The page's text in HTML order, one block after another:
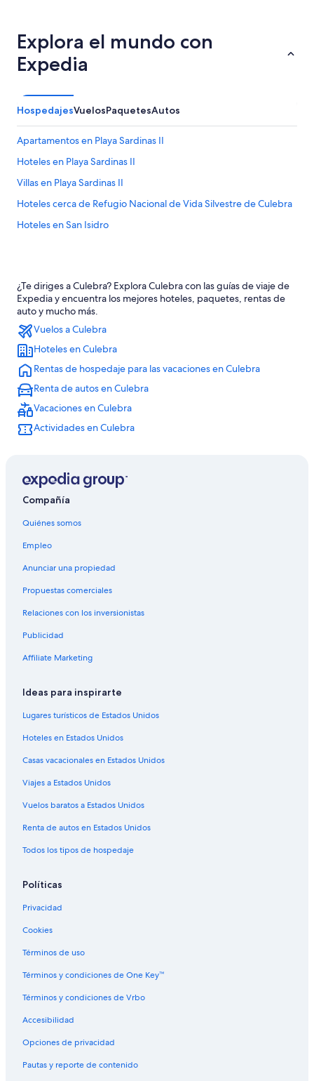
Explora el mundo con
Expedia
HospedajesVuelosPaquetesAutos
Apartamentos en Playa Sardinas II
Hoteles en Playa Sardinas II
Villas en Playa Sardinas II
Hoteles cerca de Refugio Nacional de Vida Silvestre de Culebra
Hoteles en San Isidro
¿Te diriges a Culebra? Explora Culebra con las guías de viaje de
Expedia y encuentra los mejores hoteles, paquetes, rentas de
auto y mucho más.
Vuelos a Culebra
Hoteles en Culebra
Rentas de hospedaje para las vacaciones en Culebra
Renta de autos en Culebra
Vacaciones en Culebra
Actividades en Culebra
Compañía
Quiénes somos
Empleo
Anunciar una propiedad
Propuestas comerciales
Relaciones con los inversionistas
Publicidad
Affiliate Marketing
Ideas para inspirarte
Lugares turísticos de Estados Unidos
Hoteles en Estados Unidos
Casas vacacionales en Estados Unidos
Viajes a Estados Unidos
Vuelos baratos a Estados Unidos
Renta de autos en Estados Unidos
Todos los tipos de hospedaje
Políticas
Privacidad
Cookies
Términos de uso
Términos y condiciones de One Key™
Términos y condiciones de Vrbo
Accesibilidad
Opciones de privacidad
Pautas y reporte de contenido